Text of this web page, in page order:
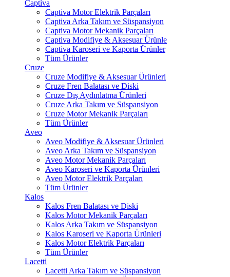
Captiva
Captiva Motor Elektrik Parçaları
Captiva Arka Takım ve Süspansiyon
Captiva Motor Mekanik Parçaları
Captiva Modifiye & Aksesuar Ürünle
Captiva Karoseri ve Kaporta Ürünler
Tüm Ürünler
Cruze
Cruze Modifiye & Aksesuar Ürünleri
Cruze Fren Balatası ve Diski
Cruze Dış Aydınlatma Ürünleri
Cruze Arka Takım ve Süspansiyon
Cruze Motor Mekanik Parçaları
Tüm Ürünler
Aveo
Aveo Modifiye & Aksesuar Ürünleri
Aveo Arka Takım ve Süspansiyon
Aveo Motor Mekanik Parçaları
Aveo Karoseri ve Kaporta Ürünleri
Aveo Motor Elektrik Parçaları
Tüm Ürünler
Kalos
Kalos Fren Balatası ve Diski
Kalos Motor Mekanik Parçaları
Kalos Arka Takım ve Süspansiyon
Kalos Karoseri ve Kaporta Ürünleri
Kalos Motor Elektrik Parçaları
Tüm Ürünler
Lacetti
Lacetti Arka Takım ve Süspansiyon